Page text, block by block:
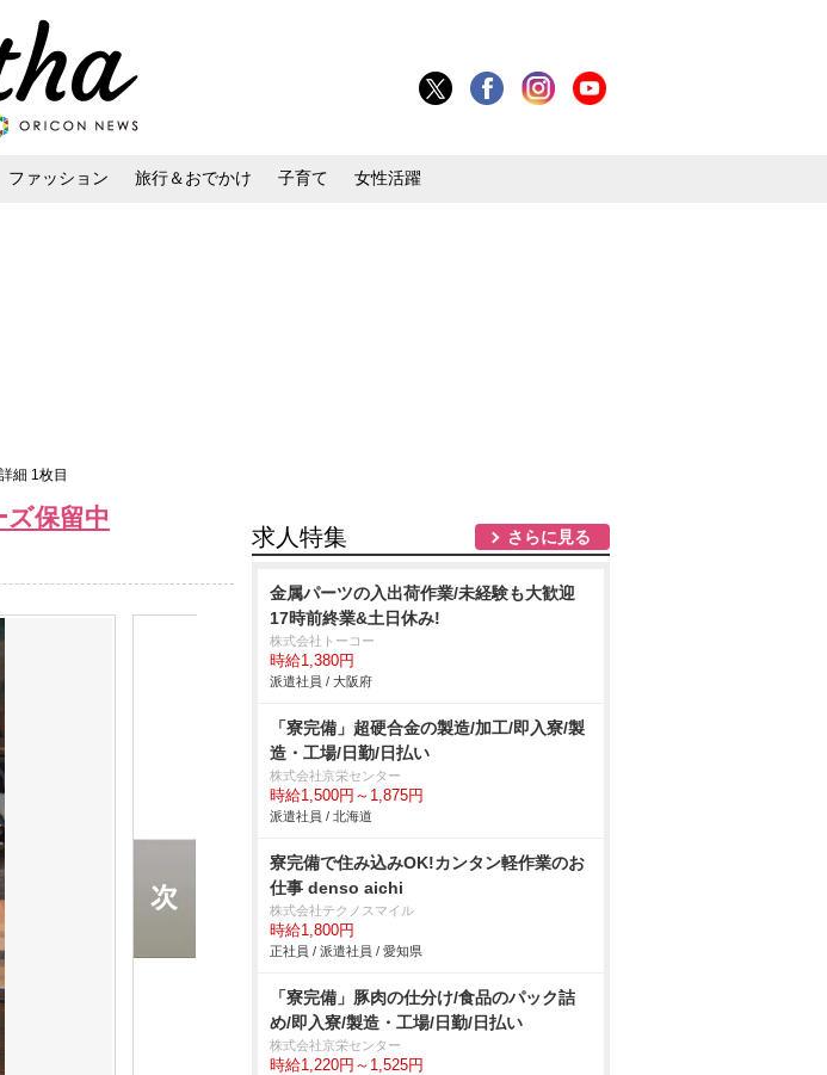
ファッション 旅行＆おでかけ 子育て 女性活躍
細 1枚目
保留中
求人特集 さらに見る
金属パーツの入出荷作業/未経験も大歓迎
17時前終業&土日休み!
株式会社トーコー
時給1,380円
派遣社員 / 大阪府
「寮完備」超硬合金の製造/加工/即入寮/製
造・工場/日勤/日払い
株式会社京栄センター
時給1,500円～1,875円
派遣社員 / 北海道
寮完備で住み込みOK!カンタン軽作業のお
仕事 denso aichi
株式会社テクノスマイル
時給1,800円
正社員 / 派遣社員 / 愛知県
「寮完備」豚肉の仕分け/食品のパック詰
め/即入寮/製造・工場/日勤/日払い
株式会社京栄センター
時給1,220円～1,525円